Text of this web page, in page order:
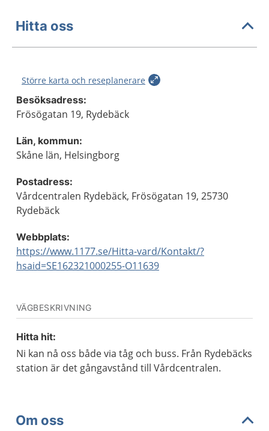
Hitta oss
Större karta och reseplanerare
Besöksadress:
Frösögatan 19, Rydebäck
Län, kommun:
Skåne län, Helsingborg
Postadress:
Vårdcentralen Rydebäck, Frösögatan 19, 25730
Rydebäck
Webbplats:
https://www.1177.se/Hitta-vard/Kontakt/?
hsaid=SE162321000255-O11639
VÄGBESKRIVNING
Hitta hit:
Ni kan nå oss både via tåg och buss. Från Rydebäcks
station är det gångavstånd till Vårdcentralen.
Om oss